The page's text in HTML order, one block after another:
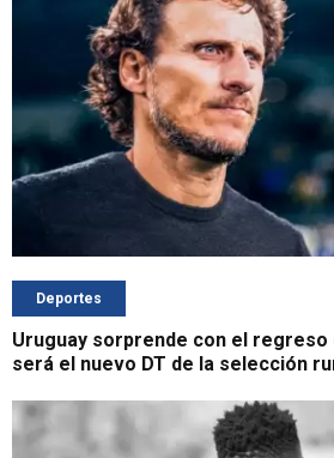
Deportes
Uruguay sorprende con el regreso
será el nuevo DT de la selección